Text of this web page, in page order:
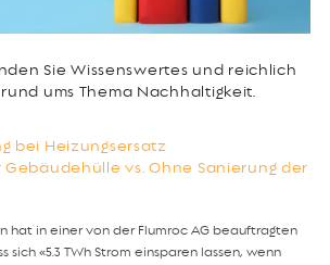
Sie Wissenswertes und reichlich
ums Thema Nachhaltigkeit.
bei Heizungsersatz
Gebäudehülle vs. Ohne Sanierung der
hat in einer von der Flumroc AG beauftragten
sich «5.3 TWh Strom einsparen lassen, wenn